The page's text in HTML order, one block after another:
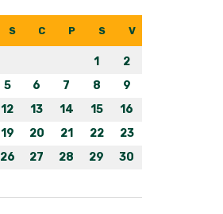
S C P S V
1
2
5 6 7 8
9
12 13 14 15
16
19 20 21 22
23
26 27 28 29
30